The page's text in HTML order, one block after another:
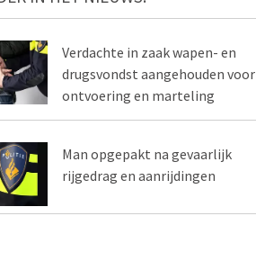
Verdachte in zaak wapen- en
drugsvondst aangehouden voor
ontvoering en marteling
Man opgepakt na gevaarlijk
rijgedrag en aanrijdingen